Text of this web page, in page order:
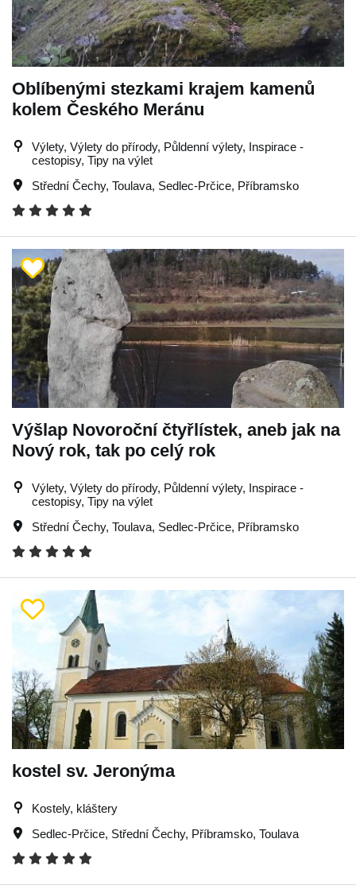
Oblíbenými stezkami krajem kamenů
kolem Českého Meránu
Výlety, Výlety do přírody, Půldenní výlety, Inspirace -
cestopisy, Tipy na výlet
Střední Čechy, Toulava, Sedlec-Prčice, Příbramsko
Výšlap Novoroční čtyřlístek, aneb jak na
Nový rok, tak po celý rok
Výlety, Výlety do přírody, Půldenní výlety, Inspirace -
cestopisy, Tipy na výlet
Střední Čechy, Toulava, Sedlec-Prčice, Příbramsko
kostel sv. Jeronýma
Kostely, kláštery
Sedlec-Prčice, Střední Čechy, Příbramsko, Toulava